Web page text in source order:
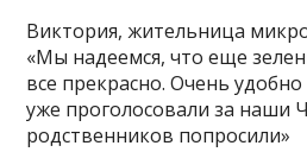
Виктория, жительница
«Мы надеемся, что еще
все прекрасно. Очень
уже проголосовали за наши
родственников попросили»